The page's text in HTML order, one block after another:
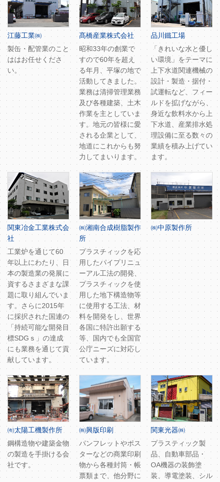
江藤工業㈱
製缶・配管業のこと
ははお任せくださ
い。
髙橋産業株式会社
昭和33年の創業で
すので60年を超え
る年月、平塚の地で
活動してきました。
業務は清掃管理業務
及び各種建築、土木
作業を主としていま
す。地元の皆様に愛
される企業として、
地道にこれからも努
力してまいります。
品川鐵工場
「きれいな水と優し
い環境」をテーマに
上下水道関連機械の
設計・製造・据付・
試運転など、フィー
ルドを拡げながら、
身近な飲料水から上
下水道、産業排水処
理設備に至る数々の
業績を積み上げてい
ます。
関東冶金工業株式会
社
工業炉を通じて60
年以上にわたり、日
本の製造業の発展に
資するさまざまな課
題に取り組んでいま
す。さらに2015年
に採択された国連の
「持続可能な開発目
標SDGｓ」の達成
にも業務を通じて貢
献しています。
㈱湘南合成樹脂製作
所
プラスチィックを応
用したパイプリニュ
ーアル工法の開発、
プラスチィックを使
用した地下構造物等
に使用する工法、材
料を開発をし、世界
各国に特許出願する
等、国内でも全国官
公庁ニーズに対応し
ています。
㈱中原製作所
㈲太陽工機製作所
鋼構造物や建築金物
の製造を手掛ける会
社です。
㈱興版印刷
パンフレットやポス
ターなどの商業印刷
物から各種封筒・帳
票類まで、他分野に
関東光器㈱
プラスティック製
品、自動車部品・
OA機器の装飾塗
装、導電塗装、シル